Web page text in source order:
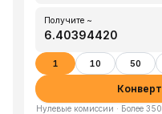
Получите ~
1 10 50
Нулевые комиссии · Более